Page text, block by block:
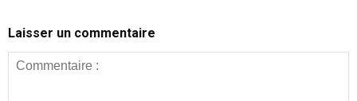
Laisser un commentaire